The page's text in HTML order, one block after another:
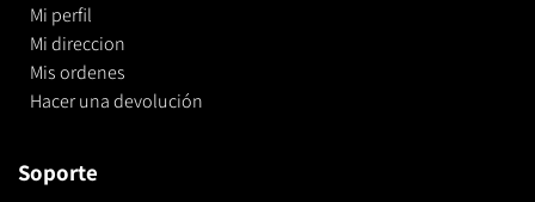
Mi perfil
Mi direccion
Mis ordenes
Hacer una devolución
Soporte